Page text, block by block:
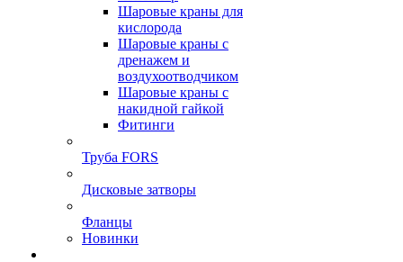
Шаровые краны для
кислорода
Шаровые краны с
дренажем и
воздухоотводчиком
Шаровые краны с
накидной гайкой
Фитинги
Труба FORS
Дисковые затворы
Фланцы
Новинки